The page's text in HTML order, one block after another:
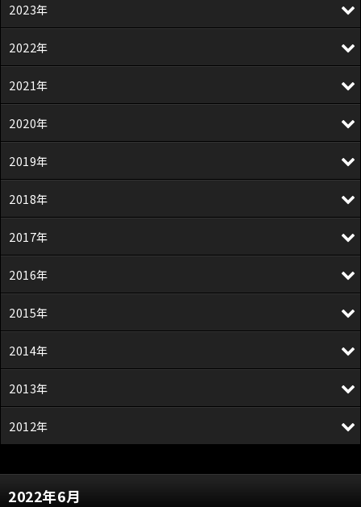
2022年6月
2023年
2022年
2021年
2020年
2019年
2018年
2017年
2016年
2015年
2014年
2013年
2012年